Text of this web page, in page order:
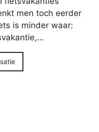
men toch eerder
is minder waar: